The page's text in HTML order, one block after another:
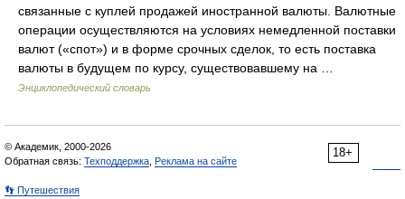
связанные с куплей продажей иностранной валюты. Валютные
операции осуществляются на условиях немедленной поставки
валют («спот») и в форме срочных сделок, то есть поставка
валюты в будущем по курсу, существовавшему на …
Энциклопедический словарь
18+
© Академик, 2000-2026
Обратная связь: Техподдержка Реклама на сайте
👣 Путешествия